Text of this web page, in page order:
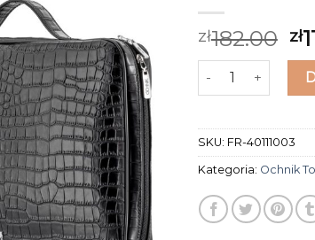
zł182.00 zł
ilość ochnik
SKU: FR-40111003
Kategoria: Ochnik